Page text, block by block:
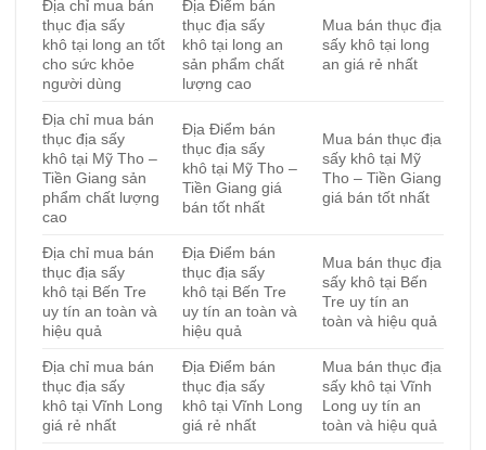
Địa chỉ mua bán
thục địa sấy
khô tại long an tốt
cho sức khỏe
người dùng
Địa Điểm bán
thục địa sấy
khô tại long an
sản phẩm chất
lượng cao
Mua bán thục địa
sấy khô tại long
an giá rẻ nhất
Địa chỉ mua bán
thục địa sấy
khô tại Mỹ Tho –
Tiền Giang sản
phẩm chất lượng
cao
Địa Điểm bán
thục địa sấy
khô tại Mỹ Tho –
Tiền Giang giá
bán tốt nhất
Mua bán thục địa
sấy khô tại Mỹ
Tho – Tiền Giang
giá bán tốt nhất
Địa chỉ mua bán
thục địa sấy
khô tại Bến Tre
uy tín an toàn và
hiệu quả
Địa Điểm bán
thục địa sấy
khô tại Bến Tre
uy tín an toàn và
hiệu quả
Mua bán thục địa
sấy khô tại Bến
Tre uy tín an
toàn và hiệu quả
Địa chỉ mua bán
thục địa sấy
khô tại Vĩnh Long
giá rẻ nhất
Địa Điểm bán
thục địa sấy
khô tại Vĩnh Long
giá rẻ nhất
Mua bán thục địa
sấy khô tại Vĩnh
Long uy tín an
toàn và hiệu quả